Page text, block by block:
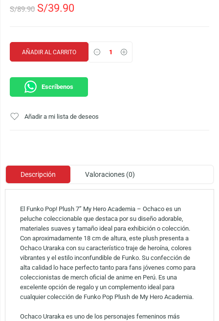
S/89.90 S/39.90
AÑADIR AL CARRITO
Escríbenos
Añadir a mi lista de deseos
Descripción Valoraciones (0)
El Funko Pop! Plush 7” My Hero Academia – Ochaco es un
peluche coleccionable que destaca por su diseño adorable,
materiales suaves y tamaño ideal para exhibición o colección.
Con aproximadamente 18 cm de altura, este plush presenta a
Ochaco Uraraka con su característico traje de heroína, colores
vibrantes y el estilo inconfundible de Funko. Su confección de
alta calidad lo hace perfecto tanto para fans jóvenes como para
coleccionistas de merch oficial de anime en Perú. Es una
excelente opción de regalo y un complemento ideal para
cualquier colección de Funko Pop Plush de My Hero Academia.
Ochaco Uraraka es uno de los personajes femeninos más